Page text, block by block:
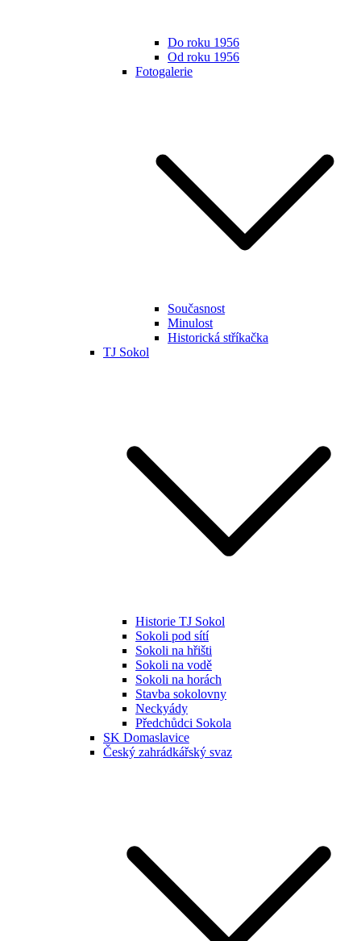
Do roku 1956
Od roku 1956
Fotogalerie
Současnost
Minulost
Historická stříkačka
TJ Sokol
Historie TJ Sokol
Sokoli pod sítí
Sokoli na hřišti
Sokoli na vodě
Sokoli na horách
Stavba sokolovny
Neckyády
Předchůdci Sokola
SK Domaslavice
Český zahrádkářský svaz